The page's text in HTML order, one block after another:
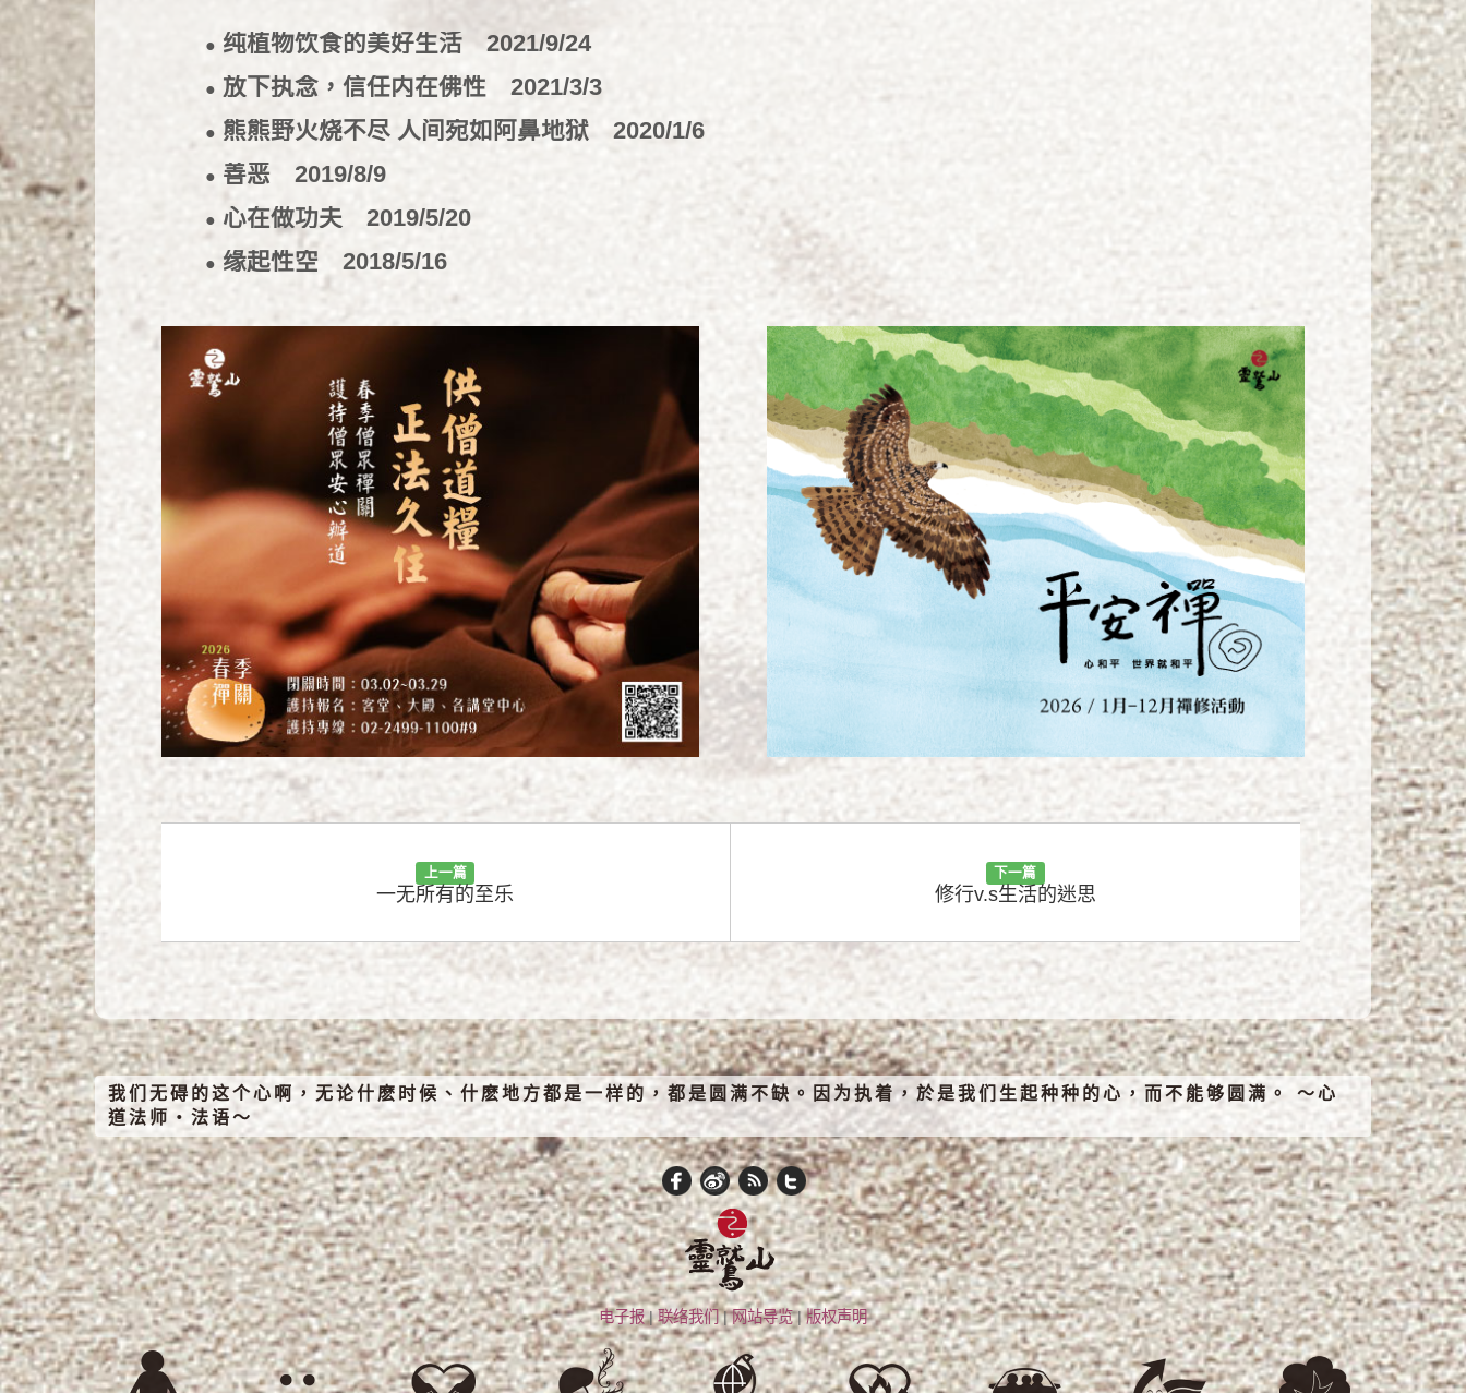
● 纯植物饮食的美好生活 2021/9/24
● 放下执念，信任内在佛性 2021/3/3
● 熊熊野火烧不尽 人间宛如阿鼻地狱 2020/1/6
● 善恶 2019/8/9
● 心在做功夫 2019/5/20
● 缘起性空 2018/5/16
上一篇
一无所有的至乐
下一篇
修行v.s生活的迷思
我们无碍的这个心啊，无论什麽时候、什麽地方都是一样的，都是圆满不缺。因为执着，於是我们生起种种的心，而不能够圆满。 ～心
道法师‧法语～
电子报|联络我们|网站导览|版权声明